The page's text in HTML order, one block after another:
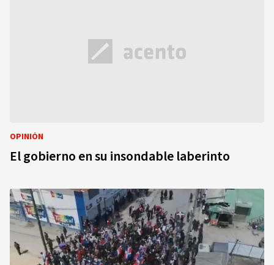
OPINIÓN
El gobierno en su insondable laberinto